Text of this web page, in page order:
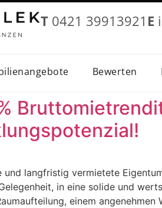
T 0421 39913921 E
Bewerten
und langfristig vermietete
in eine solide und
einem